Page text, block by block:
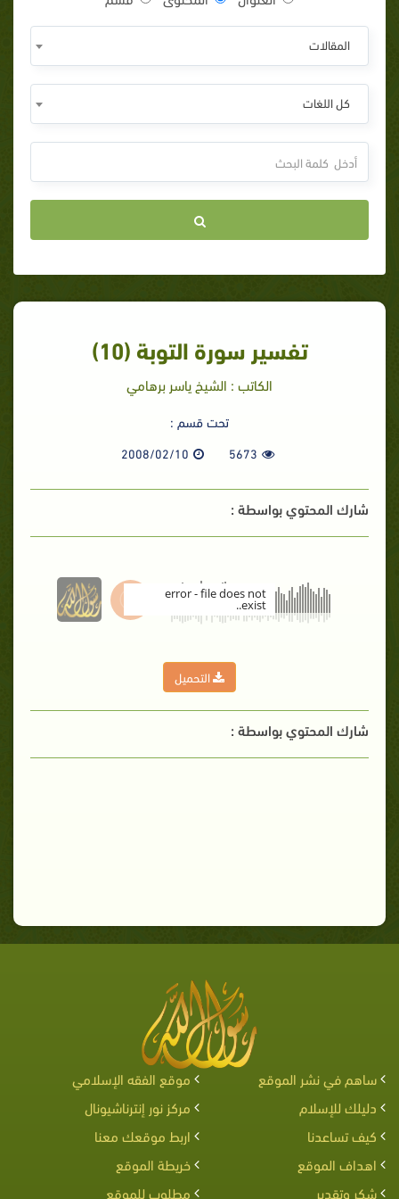
المقالات
كل اللغات
تفسير سورة التوبة (10)
الكاتب : الشيخ ياسر برهامي
تحت قسم :
5673
2008/02/10
شارك المحتوي بواسطة :
error - file does not
exist..
التحميل
شارك المحتوي بواسطة :
ساهم في نشر الموقع
موقع الفقه الإسلامي
دليلك للإسلام
مركز نور إنترناشيونال
كيف تساعدنا
اربط موقعك معنا
اهداف الموقع
خريطة الموقع
شكر وتقدير
مطلوب للموقع